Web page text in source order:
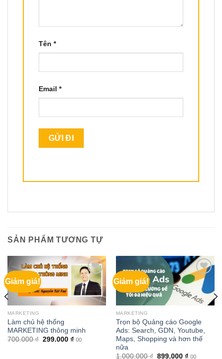
Tên *
Email *
SẢN PHẨM TƯƠNG TỰ
Giảm giá!
MARKETING
Làm chủ hệ thống
MARKETING thông minh
700.000₫ Giá
299.000 ₫Giá
00
Giảm giá!
MARKETING
Trọn bộ Quảng cáo Google
Ads: Search, GDN, Youtube,
Maps, Shopping và hơn thế
nữa
1.000.000₫ Giá
899.000 ₫Giá
00